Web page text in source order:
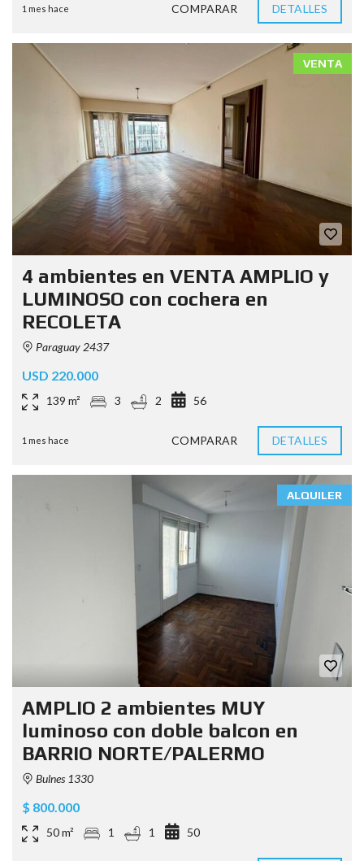
1 mes hace COMPARAR DETALLES
VENTA
4 ambientes en VENTA AMPLIO y
LUMINOSO con cochera en
RECOLETA
Paraguay 2437
USD 220.000
139 m² 3 2 56
1 mes hace COMPARAR DETALLES
ALQUILER
AMPLIO 2 ambientes MUY
luminoso con doble balcon en
BARRIO NORTE/PALERMO
Bulnes 1330
$ 800.000
50 m² 1 1 50